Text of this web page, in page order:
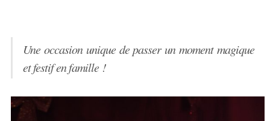
Une occasion unique de passer un moment magique
et festif en famille !